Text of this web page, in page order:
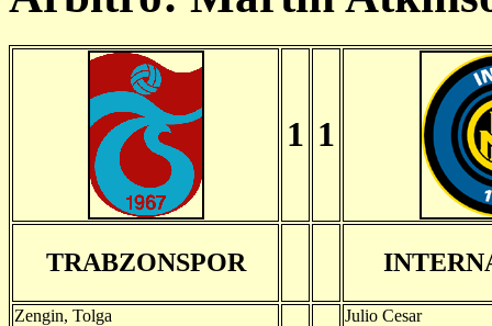
1 1
TRABZONSPOR
Zengin, Tolga
Julio Cesar